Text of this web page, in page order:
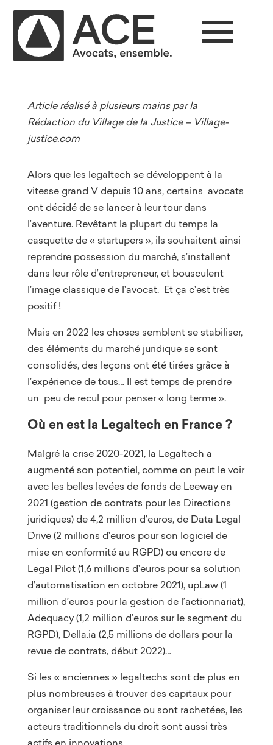
Article réalisé à plusieurs mains par la
Rédaction du Village de la Justice – Village-
justice.com
Alors que les legaltech se développent à la
vitesse grand V depuis 10 ans, certains avocats
ont décidé de se lancer à leur tour dans
l’aventure. Revêtant la plupart du temps la
casquette de « startupers », ils souhaitent ainsi
reprendre possession du marché, s’installent
dans leur rôle d’entrepreneur, et bousculent
l’image classique de l’avocat. Et ça c’est très
positif !
Mais en 2022 les choses semblent se stabiliser,
des éléments du marché juridique se sont
consolidés, des leçons ont été tirées grâce à
l’expérience de tous… Il est temps de prendre
un peu de recul pour penser « long terme ».
Où en est la Legaltech en France ?
Malgré la crise 2020-2021, la Legaltech a
augmenté son potentiel, comme on peut le voir
avec les belles levées de fonds de Leeway en
2021 (gestion de contrats pour les Directions
juridiques) de 4,2 million d’euros, de Data Legal
Drive (2 millions d’euros pour son logiciel de
mise en conformité au RGPD) ou encore de
Legal Pilot (1,6 millions d’euros pour sa solution
d’automatisation en octobre 2021), upLaw (1
million d’euros pour la gestion de l’actionnariat),
Adequacy (1,2 million d’euros sur le segment du
RGPD), Della.ia (2,5 millions de dollars pour la
revue de contrats, début 2022)…
Si les « anciennes » legaltechs sont de plus en
plus nombreuses à trouver des capitaux pour
organiser leur croissance ou sont rachetées, les
acteurs traditionnels du droit sont aussi très